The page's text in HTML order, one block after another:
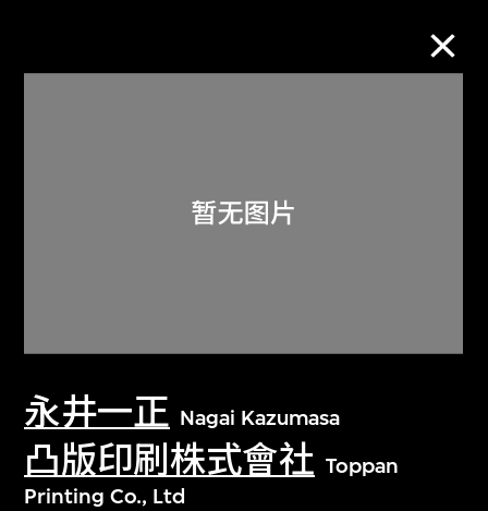
永井一正 Nagai Kazumasa
凸版印刷株式會社 Toppan
Printing Co., Ltd
关于M+藏品
探索世界顶级的二十及二十一世纪视觉
文化藏品。